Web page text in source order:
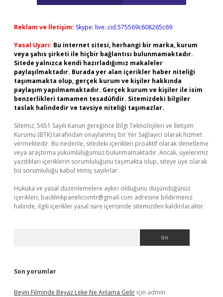
Reklam ve İletişim: Skype: live:.cid.575569c608265c69
Yasal Uyarı: Bu internet sitesi, herhangi bir marka, kurum
veya şahıs şirketi ile hiçbir bağlantısı bulunmamaktadır.
Sitede yalnızca kendi hazırladığımız makaleler
paylaşılmaktadır. Burada yer alan içerikler haber niteliği
taşımamakta olup, gerçek kurum ve kişiler hakkında
paylaşım yapılmamaktadır. Gerçek kurum ve kişiler ile isim
benzerlikleri tamamen tesadüfidir. Sitemizdeki bilgiler
taslak halindedir ve tavsiye niteliği taşımazlar.
Sitemiz, 5651 Sayılı Kanun gereğince Bilgi Teknolojileri ve İletişim
Kurumu (BTK) tarafından onaylanmış bir Yer Sağlayıcı olarak hizmet
vermektedir. Bu nedenle, sitedeki içerikleri proaktif olarak denetleme
veya araştırma yükümlülüğümüz bulunmamaktadır. Ancak, üyelerimiz
yazdıkları içeriklerin sorumluluğunu taşımakta olup, siteye üye olarak
bu sorumluluğu kabul etmiş sayılırlar.
Hukuka ve yasal düzenlemelere aykırı olduğunu düşündüğünüz
içerikleri, backlinkpanelicomtr@gmail.com adresine bildirmeniz
halinde, ilgili içerikler yasal süre içerisinde sitemizden kaldırılacaktır.
Son yorumlar
Beyin Filminde Beyaz Leke Ne Anlama Gelir için admin